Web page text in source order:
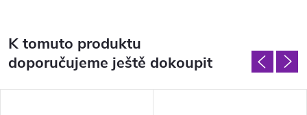
K tomuto produktu
doporučujeme ještě dokoupit